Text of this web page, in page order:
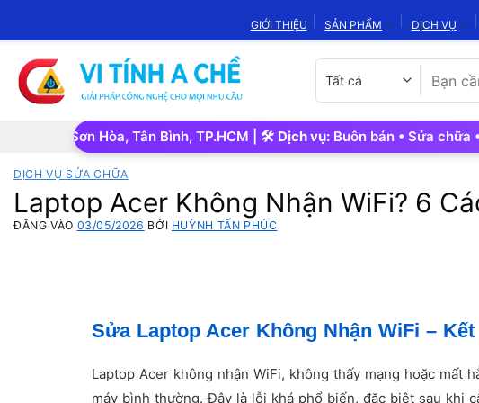
qua
dung
GIỚI THIỆU SẢN PHẨM DỊCH VỤ
Chọn
sản
phẩm
kiếm:
Sơn Hòa, Tân Bình, TP.HCM | 🛠️Dịch vụ:Buôn bán • Sửa chữa • Thu
DỊCH VỤ SỬA CHỮA
Laptop Acer Không Nhận WiFi? 6
ĐĂNG VÀO 03/05/2026 BỞI HUỲNH TẤN PHÚC
Sửa Laptop Acer Không Nhận WiFi –
Laptop Acer không nhận WiFi, không thấy mạng hoặc mất
máy bình thường. Đây là lỗi khá phổ biến, đặc biệt sau khi